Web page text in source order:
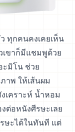
ทุกคนคงเคยเห็น
เขาก็มีแชมพูด้วย
มิโน ช่วย
าพ ให้เส้นผม
เคราะห์ น้ำหอม
ต่อหนังศีรษะเลย
ษะได้ในทันที แต่